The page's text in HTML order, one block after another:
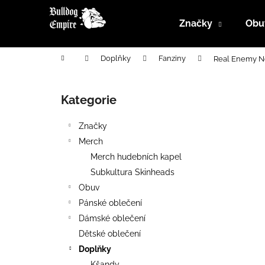
Značky
Domů Doplňky Fanziny Real Enemy
Přeskočit
kategorie
Kategorie
Značky
Merch
Merch hudebních kapel
Subkultura Skinheads
Obuv
Pánské oblečení
Dámské oblečení
Dětské oblečení
Doplňky
í
Zpět
do
Zpět
do